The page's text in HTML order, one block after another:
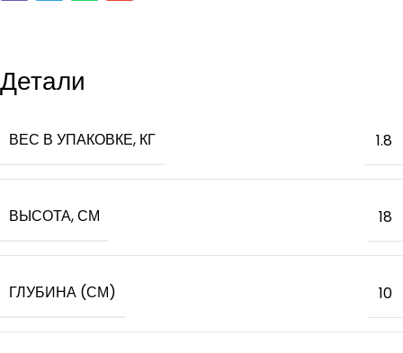
Детали
ВЕС В УПАКОВКЕ, КГ 1.8
ВЫСОТА, СМ 18
ГЛУБИНА (СМ) 10